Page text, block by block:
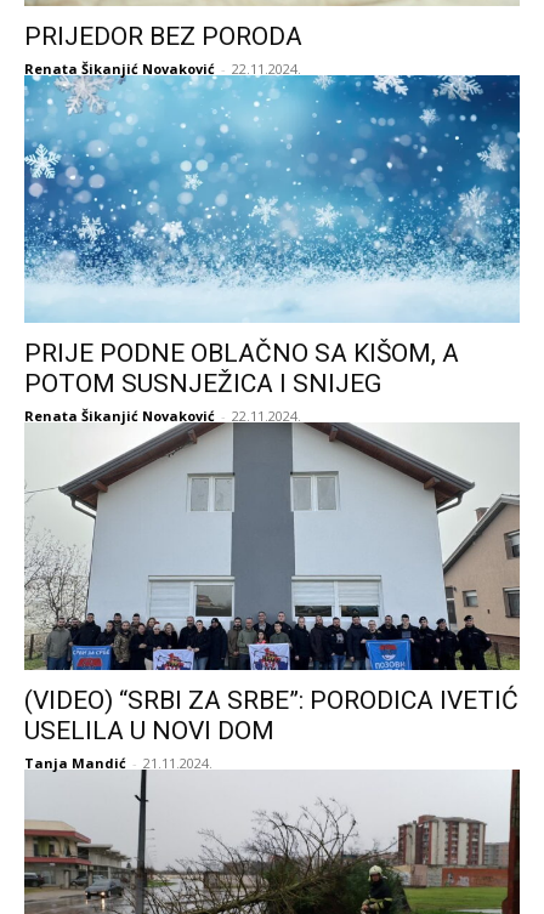
PRIJEDOR BEZ PORODA
Renata Šikanjić Novaković - 22.11.2024.
PRIJE PODNE OBLAČNO SA KIŠOM, A
POTOM SUSNJEŽICA I SNIJEG
Renata Šikanjić Novaković - 22.11.2024.
(VIDEO) “SRBI ZA SRBE”: PORODICA IVETIĆ
USELILA U NOVI DOM
Tanja Mandić - 21.11.2024.